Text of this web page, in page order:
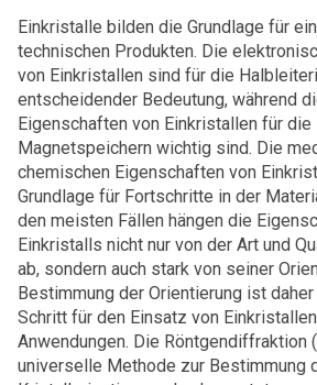
Einkristalle bilden die Grundlage für
technischen Produkten. Die
von Einkristallen sind für die
entscheidender Bedeutung, während
Eigenschaften von Einkristallen für die
Magnetspeichern wichtig sind. Die
chemischen Eigenschaften von
Grundlage für Fortschritte in der
den meisten Fällen hängen die
Einkristalls nicht nur von der Art und
ab, sondern auch stark von seiner
Bestimmung der Orientierung ist
Schritt für den Einsatz von
Anwendungen. Die Röntgendiffraktion
universelle Methode zur Bestimmung